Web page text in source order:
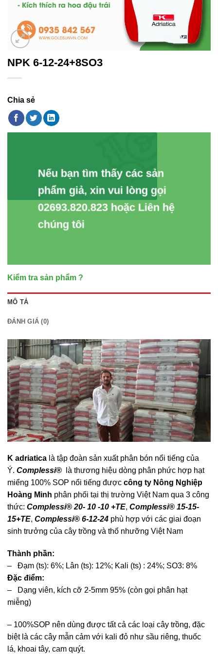
NPK 6-12-24+8SO3
Chia sẻ
Nếu bạn tìm thấy các sản
phẩm giả, xin vui lòng gọi
02693.820.823 hoặc Liên hệ
chúng tôi
Kiểm tra sản phẩm ?
MÔ TẢ
ĐÁNH GIÁ (0)
K adriatica là tập đoàn sản xuất phân bón nổi tiếng của
Ý. Complessi®
là thương hiệu dòng phân phức hợp hạt
miểng 100% SOP nổi tiếng được công ty Nông Nghiệp
Hoàng Minh phân phối tại thị trường Việt Nam qua 3 công
thức: Complessi® 20- 10 -10 +TE, Complessi® 15-15-
15+TE, Complessi® 6-12-24 phù hợp với các giai đoạn
sinh trưởng của cây trồng và thổ nhưỡng Việt Nam
Thành phần:
– Đạm (ts): 6%; Lân (ts): 12%; Kali (ts) : 24%; SO3: 8%
Đặc điểm:
– Dạng viên, kích cỡ 2-5mm 95% (còn gọi phân hạt
miễng)
– 100%SOP nên dùng được tất cả các loại cây trồng, đặc
biệt là các cây mẫn cảm với kali đỏ như sầu riêng, thuốc
lá, khoai tây, cam quýt.